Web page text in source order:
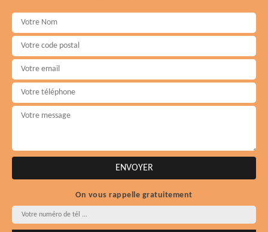
On vous rappelle gratuitement